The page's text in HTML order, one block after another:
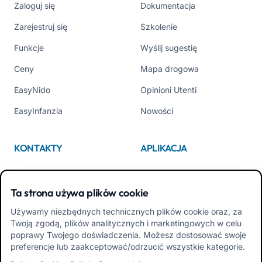
Zaloguj się
Zarejestruj się
Funkcje
Ceny
EasyNido
EasyInfanzia
Dokumentacja
Szkolenie
Wyślij sugestię
Mapa drogowa
Opinioni Utenti
Nowości
KONTAKTY
Kim jesteśmy
Contattaci
Tel +39 02 84152514
APLIKACJA
App Store
Google Play
Pobierz APK Aplikacja dla
Rodzin
Pobierz APK Aplikacja dla
Ta strona używa plików cookie
Używamy niezbędnych technicznych plików cookie oraz, za
Twoją zgodą, plików analitycznych i marketingowych w celu
poprawy Twojego doświadczenia. Możesz dostosować swoje
preferencje lub zaakceptować/odrzucić wszystkie kategorie.